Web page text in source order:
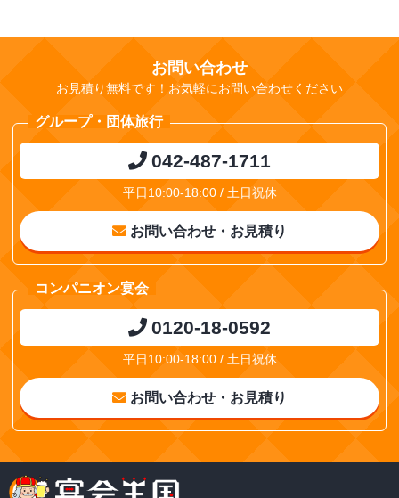
お問い合わせ
お見積り無料です！お気軽にお問い合わせください
グループ・団体旅行
042-487-1711
平日10:00-18:00 / 土日祝休
お問い合わせ・お見積り
コンパニオン宴会
0120-18-0592
平日10:00-18:00 / 土日祝休
お問い合わせ・お見積り